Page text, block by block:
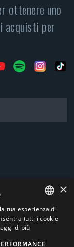
ottenere uno
per
ITALIAN
×
tua esperienza di
a tutti i cookie
di più